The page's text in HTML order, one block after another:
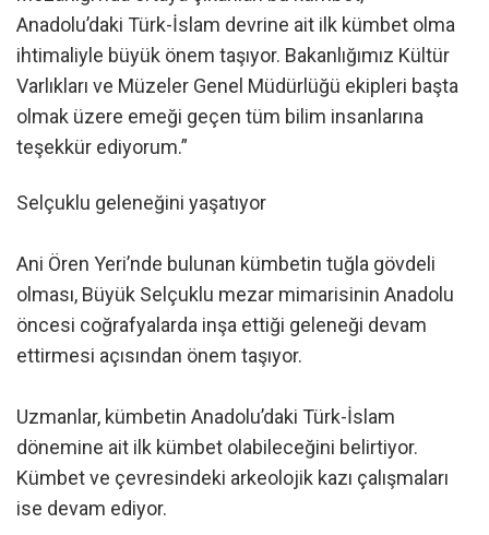
Anadolu’daki Türk-İslam devrine ait ilk kümbet olma
ihtimaliyle büyük önem taşıyor. Bakanlığımız Kültür
Varlıkları ve Müzeler Genel Müdürlüğü ekipleri başta
olmak üzere emeği geçen tüm bilim insanlarına
teşekkür ediyorum.”
Selçuklu geleneğini yaşatıyor
Ani Ören Yeri’nde bulunan kümbetin tuğla gövdeli
olması, Büyük Selçuklu mezar mimarisinin Anadolu
öncesi coğrafyalarda inşa ettiği geleneği devam
ettirmesi açısından önem taşıyor.
Uzmanlar, kümbetin Anadolu’daki Türk-İslam
dönemine ait ilk kümbet olabileceğini belirtiyor.
Kümbet ve çevresindeki arkeolojik kazı çalışmaları
ise devam ediyor.